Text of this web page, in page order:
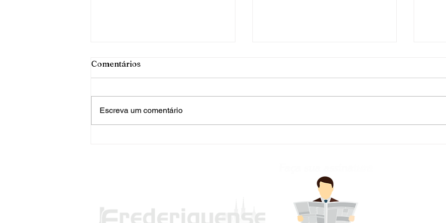
Comentários
Escreva um comentário